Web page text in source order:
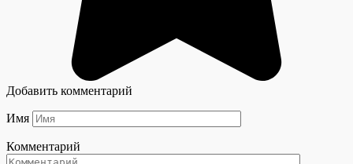
Добавить комментарий
Имя
Комментарий